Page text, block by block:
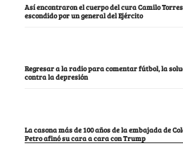
Así encontraron el cuerpo del cura Camilo
escondido por un general del Ejército
Regresar a la radio para comentar fútbol, la
contra la depresión
La casona más de 100 años de la embajada de
Petro afinó su cara a cara con Trump